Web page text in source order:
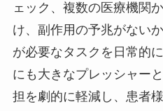
ェック、複数の医療機関
け、副作用の予兆がない
が必要なタスクを日常的
にも大きなプレッシャー
担を劇的に軽減し、患者